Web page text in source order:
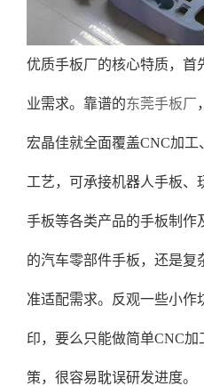
优质手板厂的核心特质，首
业需求。靠谱的东莞手板厂
宏晶佳就全面覆盖CNC加
工艺，可承接机器人手板、
手板等各类产品的手板制作
的汽车零部件手板，还是复
准适配需求。反观一些小作
印，要么只能做简单CNC
策，很容易耽误研发进度。